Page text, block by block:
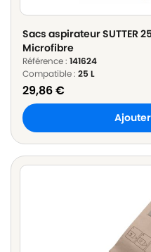
Sacs aspirateur SUTTER
Microfibre
Référence : 141624
Compatible : 25 L
29,86€